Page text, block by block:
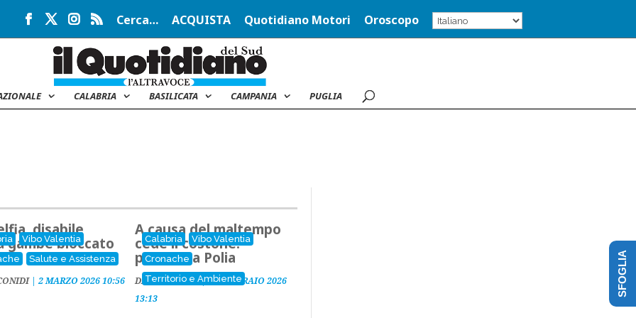
Cerca… ACQUISTA Quotidiano Motori Oroscopo
CALABRIA BASILICATA CAMPANIA PUGLIA
Vibo Valentia
Salute e Assistenza
disabile
gambe bloccato
|2 MARZO 2026 10:56
Calabria
Vibo Valentia
Cronache
Territorio e Ambiente
A causa del maltempo
cede il costone:
pericolo a Polia
DARIO CONIDI|11 FEBBRAIO 2026
13:13
SFOGLIA